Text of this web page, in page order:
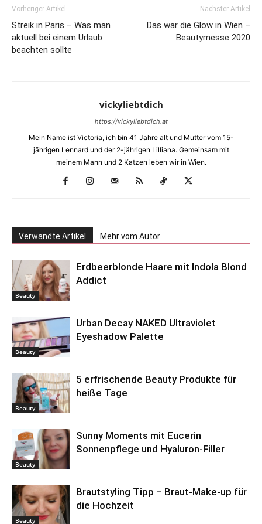
Vorheriger Artikel
Streik in Paris – Was man
aktuell bei einem Urlaub
beachten sollte
Nächster Artikel
Das war die Glow in Wien –
Beautymesse 2020
vickyliebtdich
https://vickyliebtdich.at
Mein Name ist Victoria, ich bin 41 Jahre alt und Mutter vom 15-
jährigen Lennard und der 2-jährigen Lilliana. Gemeinsam mit
meinem Mann und 2 Katzen leben wir in Wien.
Verwandte Artikel Mehr vom Autor
Beauty
Erdbeerblonde Haare mit Indola Blond
Addict
Beauty
Urban Decay NAKED Ultraviolet
Eyeshadow Palette
Beauty
5 erfrischende Beauty Produkte für
heiße Tage
Beauty
Sunny Moments mit Eucerin
Sonnenpflege und Hyaluron-Filler
Beauty
Brautstyling Tipp – Braut-Make-up für
die Hochzeit